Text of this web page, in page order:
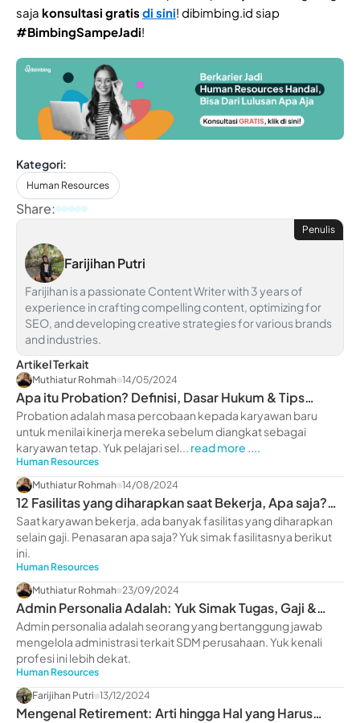
saja konsultasi gratis di sini! dibimbing.id siap
#BimbingSampeJadi!
Kategori:
Human Resources
Share:
Penulis
Farijihan Putri
Farijihan is a passionate Content Writer with 3 years of
experience in crafting compelling content, optimizing for
SEO, and developing creative strategies for various brands
and industries.
Artikel Terkait
Muthiatur Rohmah 14/05/2024
Apa itu Probation? Definisi, Dasar Hukum & Tips
Melewatinya
Probation adalah masa percobaan kepada karyawan baru
untuk menilai kinerja mereka sebelum diangkat sebagai
karyawan tetap. Yuk pelajari sel... read more ....
Human Resources
Muthiatur Rohmah 14/08/2024
12 Fasilitas yang diharapkan saat Bekerja, Apa saja?
Yuk Intip
Saat karyawan bekerja, ada banyak fasilitas yang diharapkan
selain gaji. Penasaran apa saja? Yuk simak fasilitasnya berikut
ini.
Human Resources
Muthiatur Rohmah 23/09/2024
Admin Personalia Adalah: Yuk Simak Tugas, Gaji &
Skillnya
Admin personalia adalah seorang yang bertanggung jawab
mengelola administrasi terkait SDM perusahaan. Yuk kenali
profesi ini lebih dekat.
Human Resources
Farijihan Putri 13/12/2024
Mengenal Retirement: Arti hingga Hal yang Harus